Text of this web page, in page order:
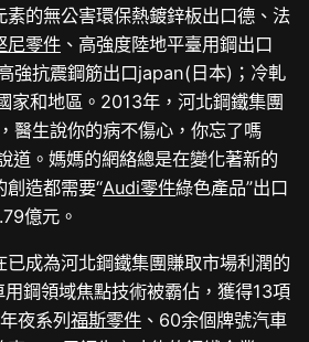
素的無公害環保熱鍍鋅板出口德、法
尼零件 、高強度陸地平臺用鋼出口
強抗震鋼筋出口japan(日本)；冷軋
家和地區。2013年，河北鋼鐵集團
醫生說你的病不傷心，你忘了嗎
道。媽媽的網絡總是在變化著新的
創造都需要“Audi零件綠色產品”出口
億元。
成為河北鋼鐵集團賺取市場利潤的
鋼領域焦點技術被霸佔，獲得13項
夜系列福斯零件 、60余個牌號汽車